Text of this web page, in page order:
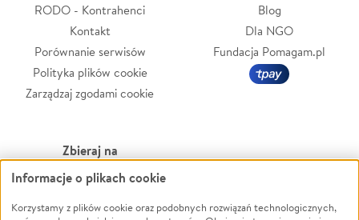
RODO - Kontrahenci
Kontakt
Porównanie serwisów
Polityka plików cookie
Zarządzaj zgodami cookie
Blog
Dla NGO
Fundacja Pomagam.pl
Zbieraj na
Leczenie
Zwierzęta
Powódź
Informacje o plikach cookie
Korzystamy z plików cookie oraz podobnych rozwiązań technologicznych,